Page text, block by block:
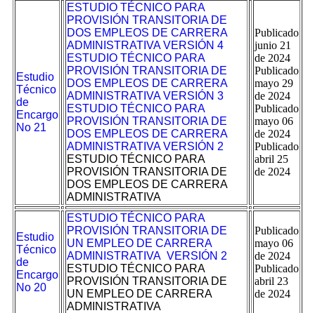
Estudio
Técnico
de
Encargo
No 21
ESTUDIO TÉCNICO PARA
PROVISIÓN TRANSITORIA DE
DOS EMPLEOS DE CARRERA
ADMINISTRATIVA VERSIÓN 4
ESTUDIO TÉCNICO PARA
PROVISIÓN TRANSITORIA DE
DOS EMPLEOS DE CARRERA
ADMINISTRATIVA VERSIÓN 3
ESTUDIO TÉCNICO PARA
PROVISIÓN TRANSITORIA DE
DOS EMPLEOS DE CARRERA
ADMINISTRATIVA VERSIÓN 2
ESTUDIO TÉCNICO PARA
PROVISIÓN TRANSITORIA DE
DOS EMPLEOS DE CARRERA
ADMINISTRATIVA
Publicado
junio 21
de 2024
Publicado
mayo 29
de 2024
Publicado
mayo 06
de 2024
Publicado
abril 25
de 2024
Estudio
Técnico
de
Encargo
No 20
ESTUDIO TÉCNICO PARA
PROVISIÓN TRANSITORIA DE
UN EMPLEO DE CARRERA
ADMINISTRATIVA VERSIÓN 2
ESTUDIO TÉCNICO PARA
PROVISIÓN TRANSITORIA DE
UN EMPLEO DE CARRERA
ADMINISTRATIVA
Publicado
mayo 06
de 2024
Publicado
abril 23
de 2024